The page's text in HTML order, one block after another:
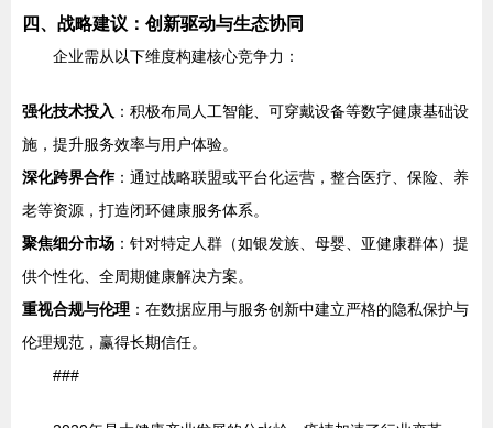
四、战略建议：创新驱动与生态协同
企业需从以下维度构建核心竞争力：
强化技术投入 ：积极布局人工智能、可穿戴设备等数字健康基础设
施，提升服务效率与用户体验。
深化跨界合作：通过战略联盟或平台化运营，整合医疗、保险、养
老等资源，打造闭环健康服务体系。
聚焦细分市场 ：针对特定人群（如银发族、母婴、亚健康群体）提
供个性化、全周期健康解决方案。
重视合规与伦理 ：在数据应用与服务创新中建立严格的隐私保护与
伦理规范，赢得长期信任。
###